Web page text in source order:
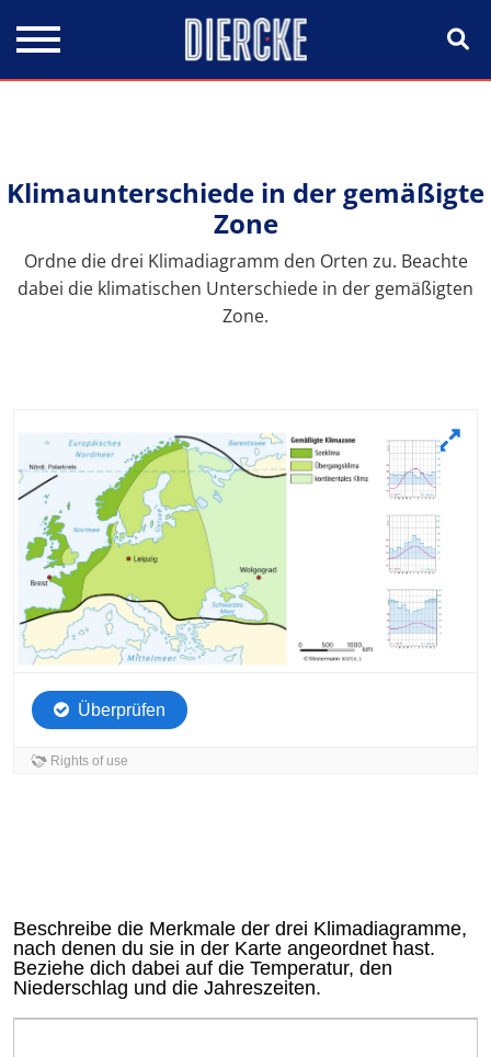
Klimaunterschiede in der gemäßigte
Zone
Ordne die drei Klimadiagramm den Orten zu. Beachte
dabei die klimatischen Unterschiede in der gemäßigten
Zone.